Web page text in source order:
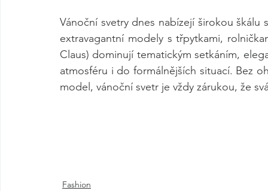
Vánoční svetry dnes nabízejí širokou
extravagantní modely s třpytkami,
Claus) dominují tematickým setkáním,
atmosféru i do formálnějších situací. Bez
model, vánoční svetr je vždy zárukou, že
Fashion